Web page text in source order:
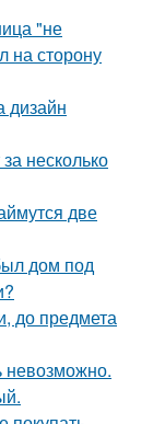
"не
на сторону
дизайн
несколько
две
дом под
до предмета
невозможно.